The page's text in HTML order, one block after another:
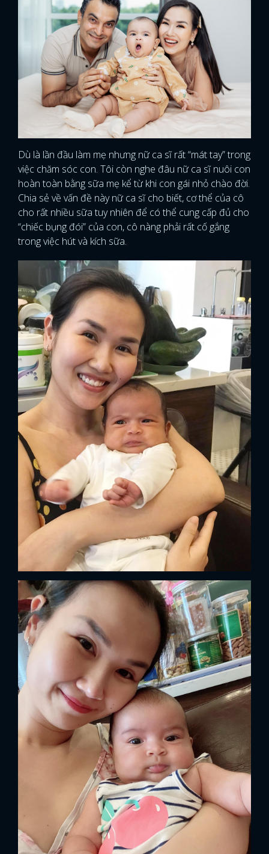
Dù là lần đầu làm mẹ nhưng nữ ca sĩ rất “mát tay” trong
việc chăm sóc con. Tôi còn nghe đâu nữ ca sĩ nuôi con
hoàn toàn bằng sữa mẹ kể từ khi con gái nhỏ chào đời.
Chia sẻ về vấn đề này nữ ca sĩ cho biết, cơ thể của cô
cho rất nhiều sữa tuy nhiên để có thể cung cấp đủ cho
“chiếc bụng đói” của con, cô nàng phải rất cố gắng
trong việc hút và kích sữa.